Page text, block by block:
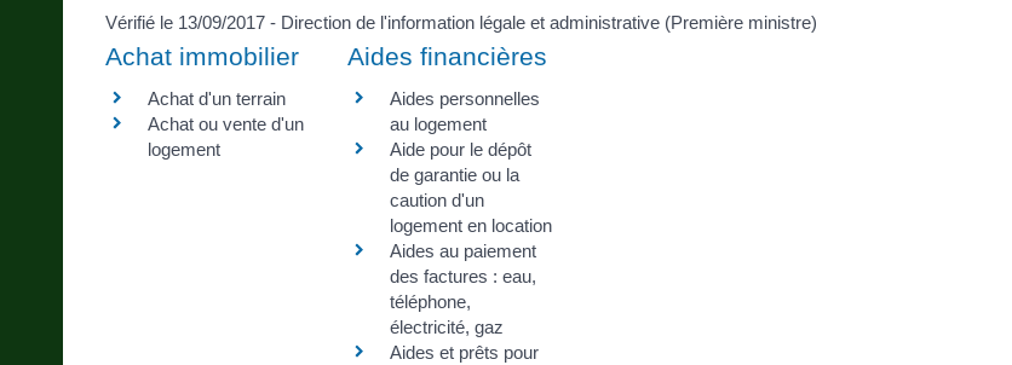
Vérifié le 13/09/2017 - Direction de l'information légale et administrative (Première ministre)
Achat immobilier
Achat d'un terrain
Achat ou vente d'un
logement
Aides financières
Aides personnelles
au logement
Aide pour le dépôt
de garantie ou la
caution d'un
logement en location
Aides au paiement
des factures : eau,
téléphone,
électricité, gaz
Aides et prêts pour